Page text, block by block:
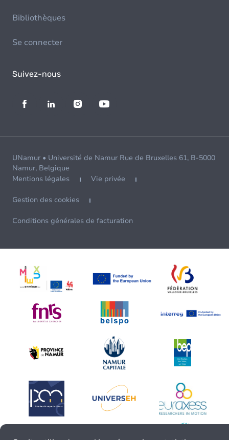
Bibliothèques
Se connecter
Suivez-nous
UNamur • Université de Namur Rue de Bruxelles 61, B-5000
Namur, Belgique
Mentions légales
Vie privée
Gestion des cookies
Conditions générales de facturation